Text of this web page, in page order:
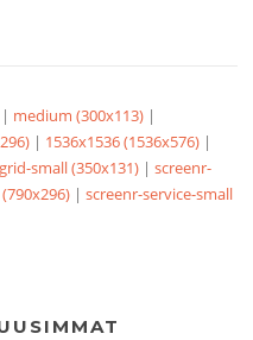
| medium (300x113) |
| 1536x1536 (1536x576) |
small (350x131) |screenr-
|screenr-service-small